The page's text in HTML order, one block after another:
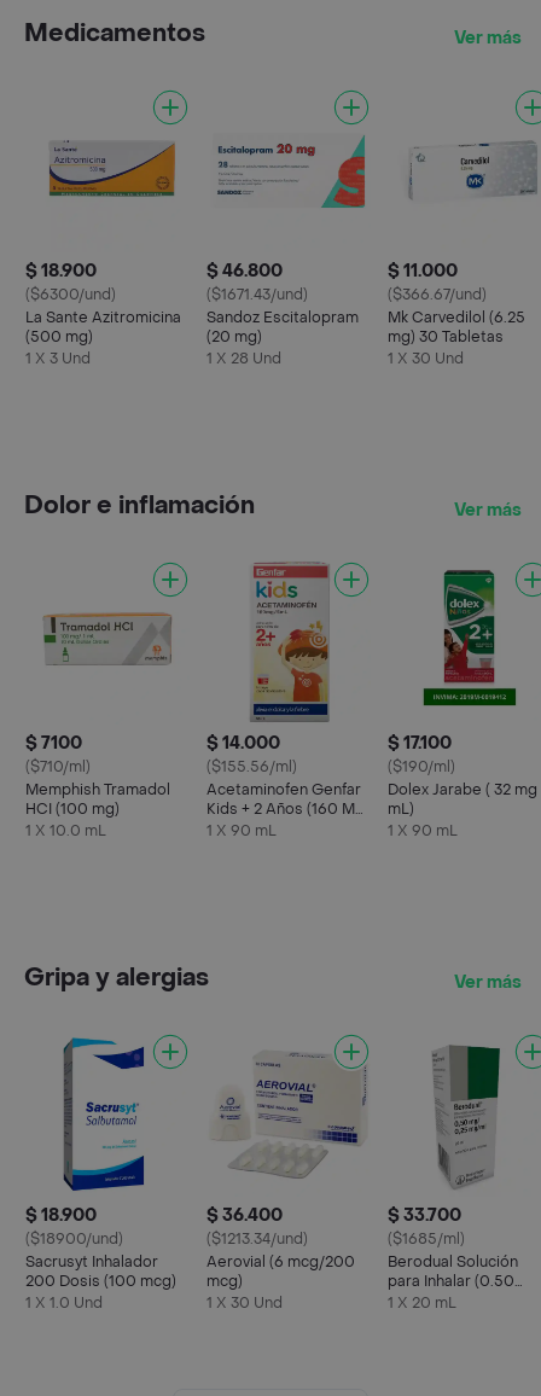
Medicamentos Ver más
$ 18.900
($6300/und)
La Sante Azitromicina
(500 mg)
1 X 3 Und
$ 46.800
($1671.43/und)
Sandoz Escitalopram
(20 mg)
1 X 28 Und
$ 11.000
($366.67/und)
Mk Carvedilol (6.25
mg) 30 Tabletas
1 X 30 Und
Dolor e inflamación Ver más
$ 7100
($710/ml)
Memphish Tramadol
HCI (100 mg)
1 X 10.0 mL
$ 14.000
($155.56/ml)
Acetaminofen Genfar
Kids + 2 Años (160 Mg
/ 5 Ml )
1 X 90 mL
$ 17.100
($190/ml)
Dolex Jarabe ( 32
mL)
1 X 90 mL
Gripa y alergias Ver más
$ 18.900
($18900/und)
Sacrusyt Inhalador
200 Dosis (100 mcg)
1 X 1.0 Und
$ 36.400
($1213.34/und)
Aerovial (6 mcg/200
mcg)
1 X 30 Und
$ 33.700
($1685/ml)
Berodual Solución
para Inhalar (0.50
mg/0.25 mg) 20 mL
1 X 20 mL